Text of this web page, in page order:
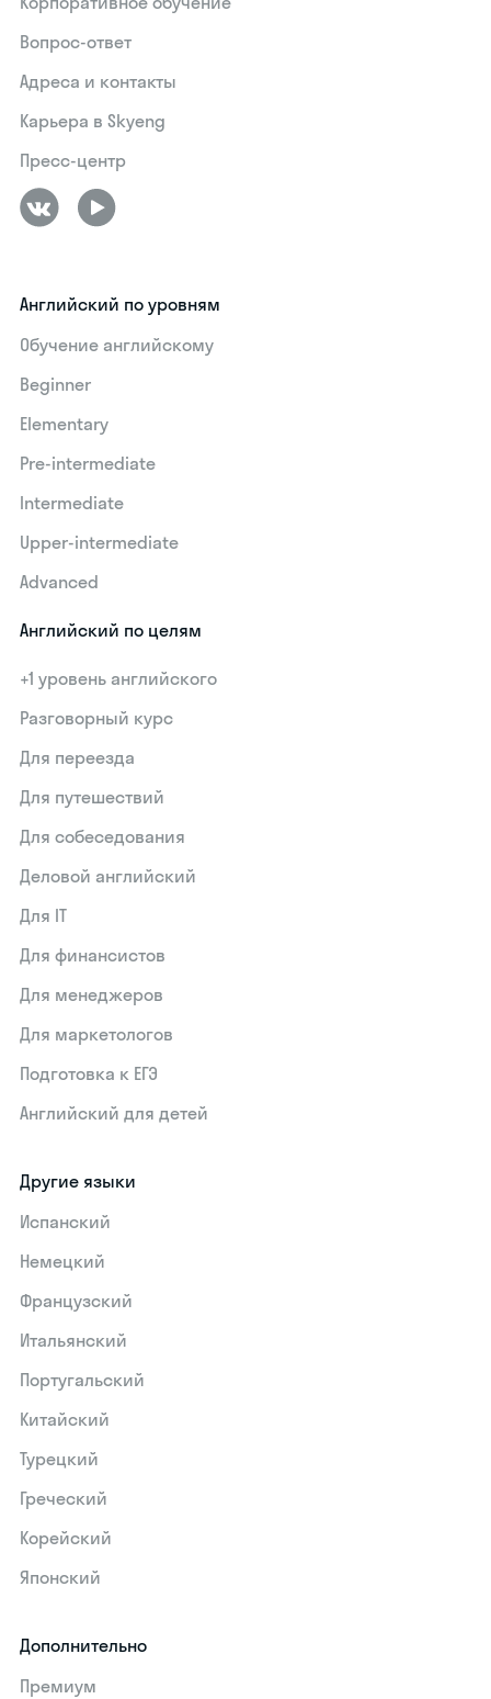
Вопрос-ответ
Адреса и контакты
Карьера в Skyeng
Пресс-центр
Английский по уровням
Обучение английскому
Beginner
Elementary
Pre-intermediate
Intermediate
Upper-intermediate
Advanced
Английский по целям
+1 уровень английского
Разговорный курс
Для переезда
Для путешествий
Для собеседования
Деловой английский
Для IT
Для финансистов
Для менеджеров
Для маркетологов
Подготовка к ЕГЭ
Английский для детей
Другие языки
Испанский
Немецкий
Французский
Итальянский
Португальский
Китайский
Турецкий
Греческий
Корейский
Японский
Дополнительно
Премиум